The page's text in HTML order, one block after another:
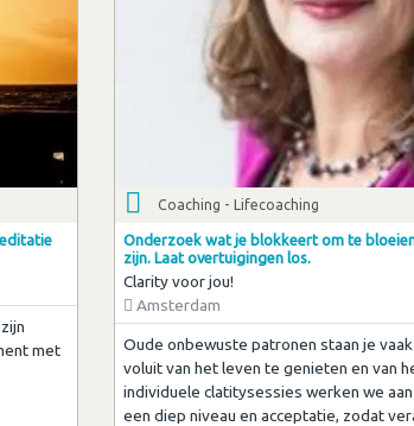
met
Coaching - Lifecoaching
Onderzoek wat je blokkeert om te
zijn. Laat overtuigingen los.
Clarity voor jou!
Amsterdam
Oude onbewuste patronen staan je
voluit van het leven te genieten en van
individuele clatitysessies werken we
een diep niveau en acceptatie, zodat